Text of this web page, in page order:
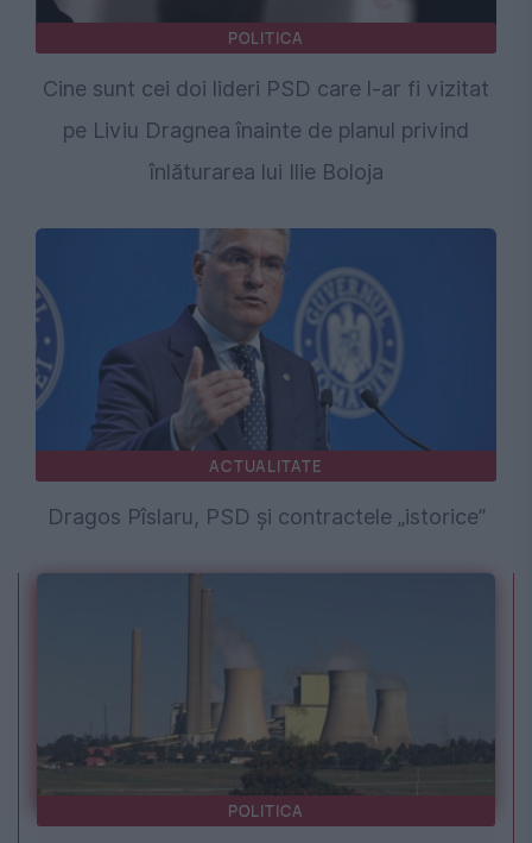
POLITICA
Cine sunt cei doi lideri PSD care l-ar fi vizitat
pe Liviu Dragnea înainte de planul privind
înlăturarea lui Ilie Boloja
ACTUALITATE
Dragos Pîslaru, PSD și contractele „istorice”
POLITICA